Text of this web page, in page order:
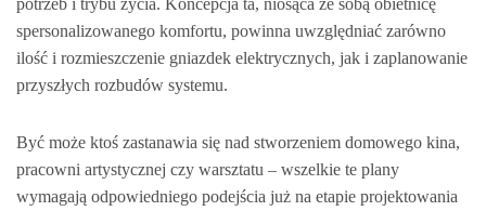
potrzeb i trybu życia. Koncepcja ta, niosąca ze sobą obietnicę
spersonalizowanego komfortu, powinna uwzględniać zarówno
ilość i rozmieszczenie gniazdek elektrycznych, jak i zaplanowanie
przyszłych rozbudów systemu.
Być może ktoś zastanawia się nad stworzeniem domowego kina,
pracowni artystycznej czy warsztatu – wszelkie te plany
wymagają odpowiedniego podejścia już na etapie projektowania